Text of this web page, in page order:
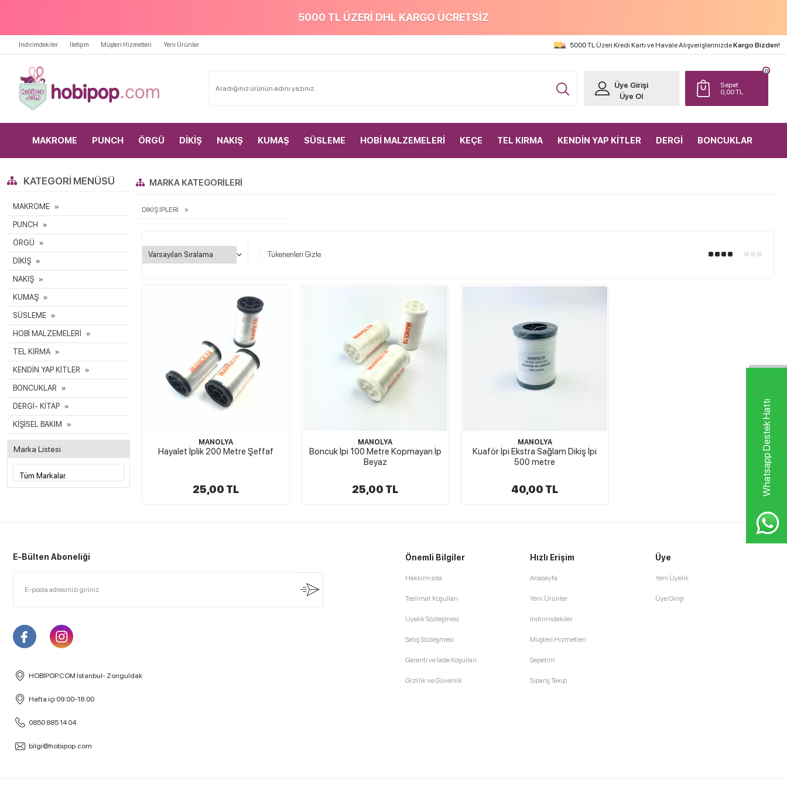
Whatsapp Destek Hattı
5000 TL ÜZERİ DHL KARGO ÜCRETSİZ
İndirimdekiler İletişim Müşteri Hizmetleri Yeni Ürünler 5000 TL Üzeri Kredi Kartı ve Havale AlışverişlerinizdeKargo Bizden!
Sepet
0,00TL
0
Üye Girişi
Üye Ol
MAKROME PUNCH ÖRGÜ DİKİŞ NAKIŞ KUMAŞ SÜSLEME HOBİ MALZEMELERİ KEÇE TEL KIRMA KENDİN YAP KİTLER DERGİ BONCUKLAR
KATEGORI MENÜSÜ
MAKROME
PUNCH
ÖRGÜ
DİKİŞ
NAKIŞ
KUMAŞ
SÜSLEME
HOBİ MALZEMELERİ
TEL KIRMA
KENDİN YAP KİTLER
BONCUKLAR
DERGİ- KİTAP
KİŞİSEL BAKIM
Marka Listesi
MARKA KATEGORILERI
DİKİŞ İPLERİ
Tükenenleri Gizle
MANOLYA
Hayalet İplik 200 Metre Şeffaf
25,00 TL
MANOLYA
Boncuk İpi 100 Metre Kopmayan İp
Beyaz
25,00 TL
MANOLYA
Kuaför İpi Ekstra Sağlam Dikiş İpi
500 metre
40,00 TL
E-Bülten Aboneliği
HOBİPOP.COM İstanbul- Zonguldak
Hafta içi 09:00-18.00
0850 885 14 04
bilgi@hobipop.com
Önemli Bilgiler
Hakkımızda
Teslimat Koşulları
Üyelik Sözleşmesi
Satış Sözleşmesi
Garanti ve İade Koşulları
Gizlilik ve Güvenlik
Hızlı Erişim
Anasayfa
Yeni Ürünler
İndirimdekiler
Müşteri Hizmetleri
Sepetim
Sipariş Takip
Üye
Yeni Üyelik
Üye Girişi